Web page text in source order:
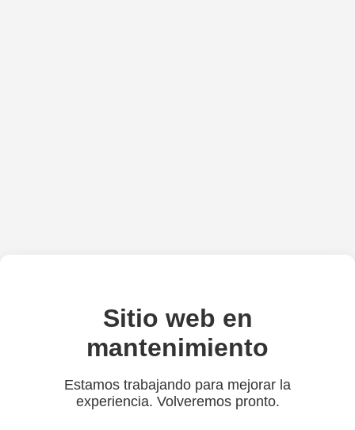
Sitio web en
mantenimiento
Estamos trabajando para mejorar la
experiencia. Volveremos pronto.